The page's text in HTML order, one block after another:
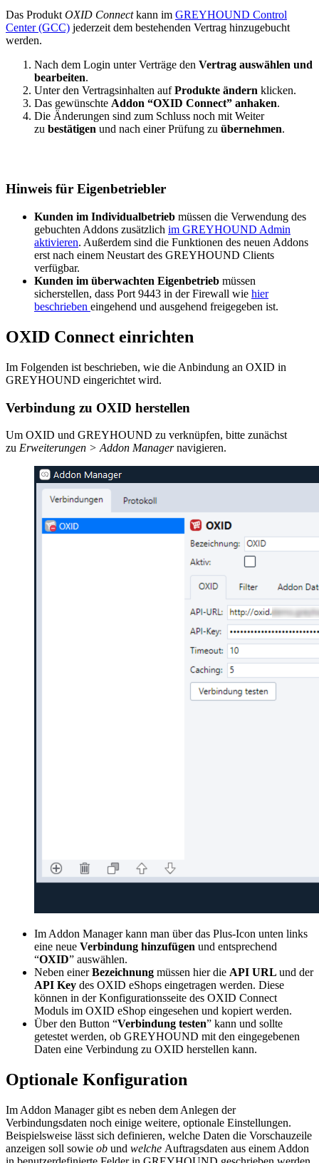
Das Produkt OXID Connectkann im GREYHOUND Control
Center (GCC) jederzeit dem bestehenden Vertrag hinzugebucht
werden.
Nach dem Login unter Verträge den Vertrag auswählen und
bearbeiten.
Unter den Vertragsinhalten aufProdukte ändern klicken.
Das gewünschte Addon “OXID Connect” anhaken.
Die Änderungen sind zum Schluss noch mit Weiter
zu bestätigen und nach einer Prüfung zu übernehmen.
Hinweis für Eigenbetriebler
Kunden im Individualbetrieb müssen die Verwendung des
gebuchten Addons zusätzlich im GREYHOUND Admin
aktivieren. Außerdem sind die Funktionen des neuen Addons
erst nach einem Neustart des GREYHOUND Clients
verfügbar.
Kunden im überwachten Eigenbetrieb müssen
sicherstellen, dass Port 9443 in der Firewall wie hier
beschrieben eingehend und ausgehend freigegeben ist.
OXID Connect einrichten
Im Folgenden ist beschrieben, wie die Anbindung an OXID in
GREYHOUND eingerichtet wird.
Verbindung zu OXID herstellen
Um OXID und GREYHOUND zu verknüpfen, bitte zunächst
zu Erweiterungen > Addon Managernavigieren.
Im Addon Manager kann man über das Plus-Icon unten links
eine neue Verbindung hinzufügen und entsprechend
“OXID” auswählen.
Neben einerBezeichnung müssen hier die API URL und der
API Key des OXID eShops eingetragen werden. Diese
können in der Konfigurationsseite des OXID Connect
Moduls im OXID eShop eingesehen und kopiert werden.
Über den Button “Verbindung testen” kann und sollte
getestet werden, ob GREYHOUND mit den eingegebenen
Daten eine Verbindung zu OXID herstellen kann.
Optionale Konfiguration
Im Addon Manager gibt es neben dem Anlegen der
Verbindungsdaten noch einige weitere, optionale Einstellungen.
Beispielsweise lässt sich definieren, welche Daten die Vorschauzeile
anzeigen soll sowie ob und welche Auftragsdaten aus einem Addon